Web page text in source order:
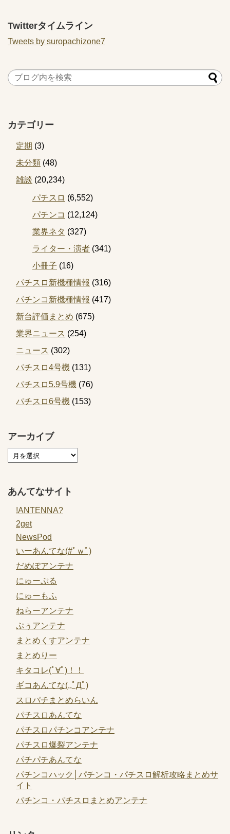
Twitterタイムライン
Tweets by suropachizone7
カテゴリー
定期 (3)
未分類 (48)
雑談 (20,234)
パチスロ (6,552)
パチンコ (12,124)
業界ネタ (327)
ライター・演者 (341)
小冊子 (16)
パチスロ新機種情報 (316)
パチンコ新機種情報 (417)
新台評価まとめ (675)
業界ニュース (254)
ニュース (302)
パチスロ4号機 (131)
パチスロ5.9号機 (76)
パチスロ6号機 (153)
アーカイブ
あんてなサイト
!ANTENNA?
2get
NewsPod
いーあんてな(#ﾟｗﾟ)
だめぽアンテナ
にゅーぷる
にゅーもふ
ねらーアンテナ
ぷぅアンテナ
まとめくすアンテナ
まとめりー
キタコレ(ﾟ∀ﾟ)！！
ギコあんてな(,,ﾟДﾟ)
スロパチまとめらいん
パチスロあんてな
パチスロパチンコアンテナ
パチスロ爆裂アンテナ
パチパチあんてな
パチンコハック│パチンコ・パチスロ解析攻略まとめサ
イト
パチンコ・パチスロまとめアンテナ